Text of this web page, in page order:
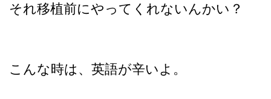
それ移植前にやってくれないんかい？
こんな時は、英語が辛いよ。